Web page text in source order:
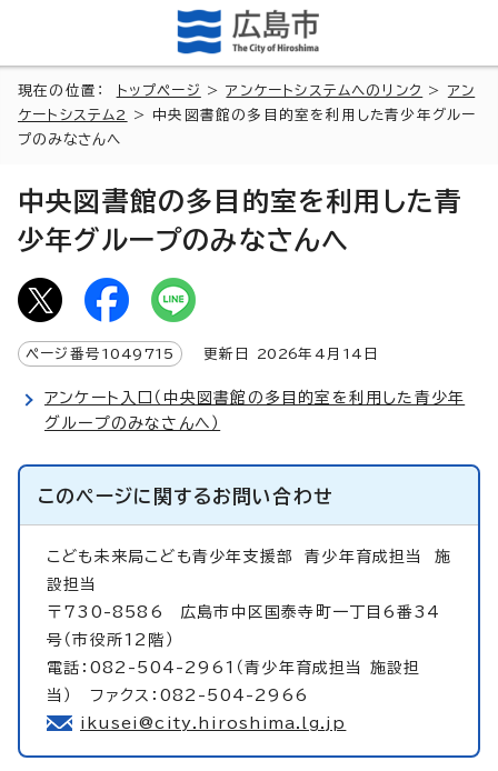
現在の位置： トップページ >アンケートシステムへのリンク > アン
ケートシステム2
> 中央図書館の多目的室を利用した青少年グルー
プのみなさんへ
中央図書館の多目的室を利用した青
少年グループのみなさんへ
ページ番号 1049715 更新日 2026年4月 14 日
アンケート入口（中央図書館の多目的室を利用した青少年
グループのみなさんへ）
このページに関するお問い合わせ
こども未来局こども青少年支援部青少年育成担当 施
設担当
〒730-8586 広島市中区国泰寺町一丁目6番34
号（市役所12階）
電話：082-504-2961（青少年育成担当 施設担
当） ファクス：082-504-2966
ikusei@city.hiroshima.lg.jp